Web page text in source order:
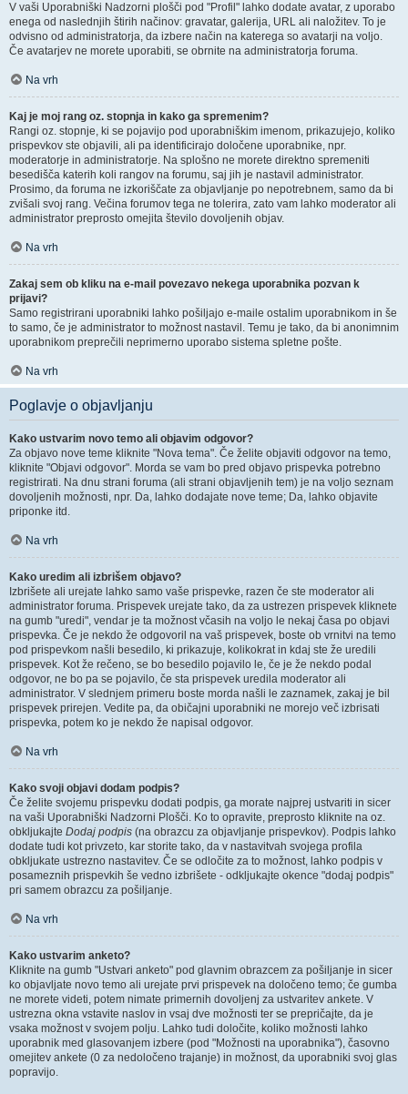
V vaši Uporabniški Nadzorni plošči pod "Profil" lahko dodate avatar, z uporabo
enega od naslednjih štirih načinov: gravatar, galerija, URL ali naložitev. To je
odvisno od administratorja, da izbere način na katerega so avatarji na voljo.
Če avatarjev ne morete uporabiti, se obrnite na administratorja foruma.
Na vrh
Kaj je moj rang oz. stopnja in kako ga spremenim?
Rangi oz. stopnje, ki se pojavijo pod uporabniškim imenom, prikazujejo, koliko
prispevkov ste objavili, ali pa identificirajo določene uporabnike, npr.
moderatorje in administratorje. Na splošno ne morete direktno spremeniti
besedišča katerih koli rangov na forumu, saj jih je nastavil administrator.
Prosimo, da foruma ne izkoriščate za objavljanje po nepotrebnem, samo da bi
zvišali svoj rang. Večina forumov tega ne tolerira, zato vam lahko moderator ali
administrator preprosto omejita število dovoljenih objav.
Na vrh
Zakaj sem ob kliku na e-mail povezavo nekega uporabnika pozvan k
prijavi?
Samo registrirani uporabniki lahko pošiljajo e-maile ostalim uporabnikom in še
to samo, če je administrator to možnost nastavil. Temu je tako, da bi anonimnim
uporabnikom preprečili neprimerno uporabo sistema spletne pošte.
Na vrh
Poglavje o objavljanju
Kako ustvarim novo temo ali objavim odgovor?
Za objavo nove teme kliknite "Nova tema". Če želite objaviti odgovor na temo,
kliknite "Objavi odgovor". Morda se vam bo pred objavo prispevka potrebno
registrirati. Na dnu strani foruma (ali strani objavljenih tem) je na voljo seznam
dovoljenih možnosti, npr. Da, lahko dodajate nove teme; Da, lahko objavite
priponke itd.
Na vrh
Kako uredim ali izbrišem objavo?
Izbrišete ali urejate lahko samo vaše prispevke, razen če ste moderator ali
administrator foruma. Prispevek urejate tako, da za ustrezen prispevek kliknete
na gumb "uredi", vendar je ta možnost včasih na voljo le nekaj časa po objavi
prispevka. Če je nekdo že odgovoril na vaš prispevek, boste ob vrnitvi na temo
pod prispevkom našli besedilo, ki prikazuje, kolikokrat in kdaj ste že uredili
prispevek. Kot že rečeno, se bo besedilo pojavilo le, če je že nekdo podal
odgovor, ne bo pa se pojavilo, če sta prispevek uredila moderator ali
administrator. V slednjem primeru boste morda našli le zaznamek, zakaj je bil
prispevek prirejen. Vedite pa, da običajni uporabniki ne morejo več izbrisati
prispevka, potem ko je nekdo že napisal odgovor.
Na vrh
Kako svoji objavi dodam podpis?
Če želite svojemu prispevku dodati podpis, ga morate najprej ustvariti in sicer
na vaši Uporabniški Nadzorni Plošči. Ko to opravite, preprosto kliknite na oz.
obkljukajte Dodaj podpis (na obrazcu za objavljanje prispevkov). Podpis lahko
dodate tudi kot privzeto, kar storite tako, da v nastavitvah svojega profila
obkljukate ustrezno nastavitev. Če se odločite za to možnost, lahko podpis v
posameznih prispevkih še vedno izbrišete - odkljukajte okence "dodaj podpis"
pri samem obrazcu za pošiljanje.
Na vrh
Kako ustvarim anketo?
Kliknite na gumb "Ustvari anketo" pod glavnim obrazcem za pošiljanje in sicer
ko objavljate novo temo ali urejate prvi prispevek na določeno temo; če gumba
ne morete videti, potem nimate primernih dovoljenj za ustvaritev ankete. V
ustrezna okna vstavite naslov in vsaj dve možnosti ter se prepričajte, da je
vsaka možnost v svojem polju. Lahko tudi določite, koliko možnosti lahko
uporabnik med glasovanjem izbere (pod "Možnosti na uporabnika"), časovno
omejitev ankete (0 za nedoločeno trajanje) in možnost, da uporabniki svoj glas
popravijo.